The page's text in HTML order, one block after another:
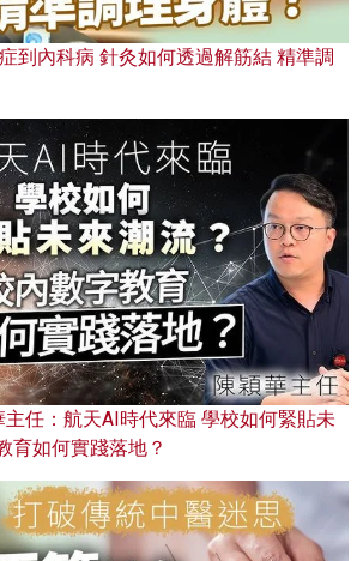
到內科病 針灸如何透過解筋結 精準調
任：航天AI時代來臨 學校如何緊貼未
育如何實踐落地？